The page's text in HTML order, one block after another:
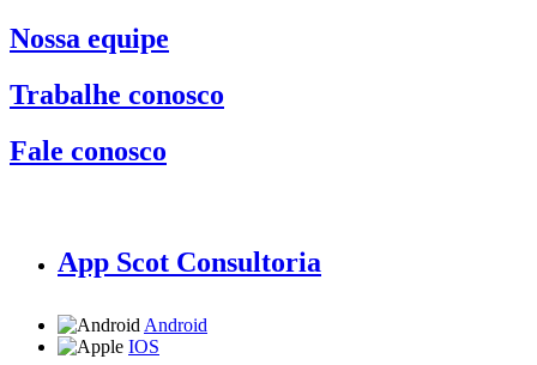
Nossa equipe
Trabalhe conosco
Fale conosco
App Scot Consultoria
Android
IOS